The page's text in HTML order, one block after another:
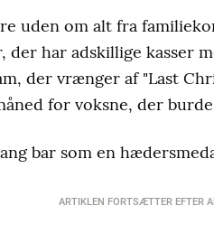
uden om alt fra
har adskillige kasser
der vrænger af "Last
for voksne, der
bar som en
ARTIKLEN FORTSÆTTER EFTER